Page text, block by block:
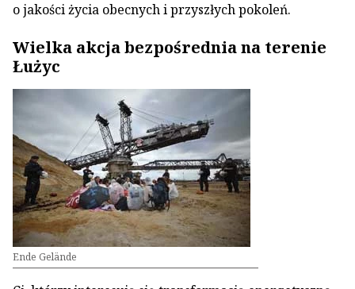
o jakości życia obecnych i przyszłych pokoleń.
Wielka akcja bezpośrednia na terenie
Łużyc
Ende Gelände